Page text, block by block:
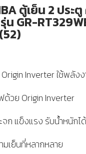
ตู้เย็น 2 ประ
น GR-
Origin Inverter ใช้พลัง
ด้วย Origin Inverter
จก แข็งแรง รับน้ำหนักไ
มเย็นที่หลากหลาย